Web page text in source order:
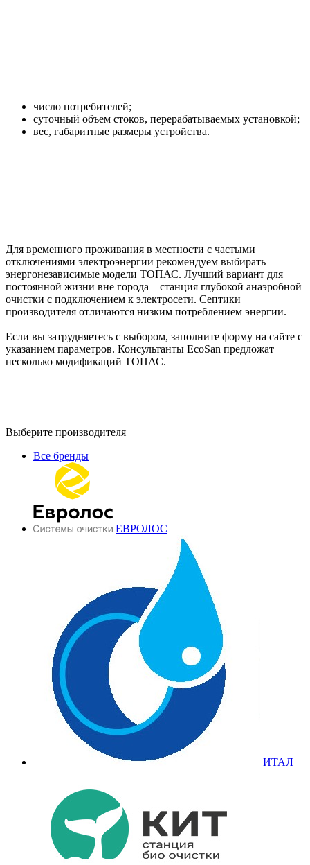
число потребителей;
суточный объем стоков, перерабатываемых установкой;
вес, габаритные размеры устройства.
Для временного проживания в местности с частыми
отключениями электроэнергии рекомендуем выбирать
энергонезависимые модели ТОПАС. Лучший вариант для
постоянной жизни вне города – станция глубокой анаэробной
очистки с подключением к электросети. Септики
производителя отличаются низким потреблением энергии.
Если вы затрудняетесь с выбором, заполните форму на сайте с
указанием параметров. Консультанты EcoSan предложат
несколько модификаций ТОПАС.
Выберите производителя
Все бренды
ЕВРОЛОС
ИТАЛ